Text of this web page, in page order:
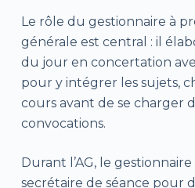
Le rôle du gestionnaire à
générale est central : il
du jour en concertation
pour y intégrer les sujets,
cours avant de se charger
convocations.
Durant l’AG, le
secrétaire de séance pour